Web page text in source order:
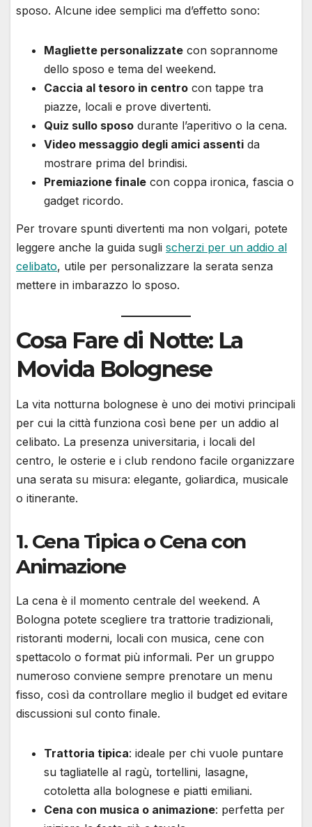
sposo. Alcune idee semplici ma d’effetto sono:
Magliette personalizzate con soprannome
dello sposo e tema del weekend.
Caccia al tesoro in centro con tappe tra
piazze, locali e prove divertenti.
Quiz sullo sposo durante l’aperitivo o la cena.
Video messaggio degli amici assenti da
mostrare prima del brindisi.
Premiazione finale con coppa ironica, fascia o
gadget ricordo.
Per trovare spunti divertenti ma non volgari, potete
leggere anche la guida sugli scherzi per un addio al
celibato, utile per personalizzare la serata senza
mettere in imbarazzo lo sposo.
Cosa Fare di Notte: La
Movida Bolognese
La vita notturna bolognese è uno dei motivi principali
per cui la città funziona così bene per un addio al
celibato. La presenza universitaria, i locali del
centro, le osterie e i club rendono facile organizzare
una serata su misura: elegante, goliardica, musicale
o itinerante.
1. Cena Tipica o Cena con
Animazione
La cena è il momento centrale del weekend. A
Bologna potete scegliere tra trattorie tradizionali,
ristoranti moderni, locali con musica, cene con
spettacolo o format più informali. Per un gruppo
numeroso conviene sempre prenotare un menu
fisso, così da controllare meglio il budget ed evitare
discussioni sul conto finale.
Trattoria tipica: ideale per chi vuole puntare
su tagliatelle al ragù, tortellini, lasagne,
cotoletta alla bolognese e piatti emiliani.
Cena con musica o animazione: perfetta per